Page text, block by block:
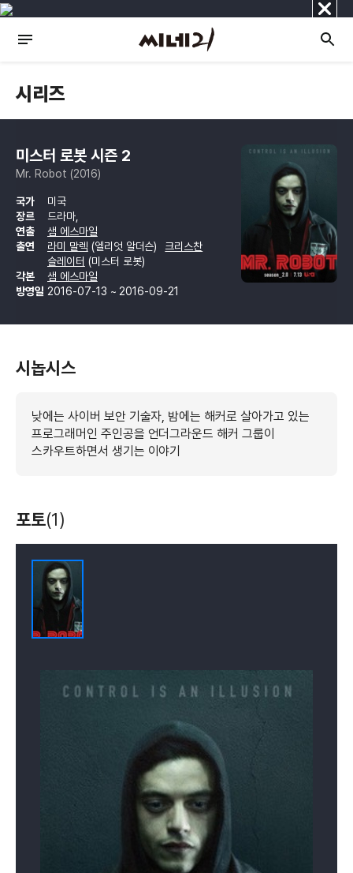
닫
기
시리즈
미스터 로봇 시즌 2
Mr. Robot (2016)
국가
미국
장르
드라마,
연출
샘 에스마일
출연
라미 말렉 (엘리엇 알더슨)
크리스찬
슬레이터 (미스터 로봇)
각본
샘 에스마일
방영일 2016-07-13 ~ 2016-09-21
시놉시스
낮에는 사이버 보안 기술자, 밤에는 해커로 살아가고 있는
프로그래머인 주인공을 언더그라운드 해커 그룹이
스카우트하면서 생기는 이야기
포토(1)